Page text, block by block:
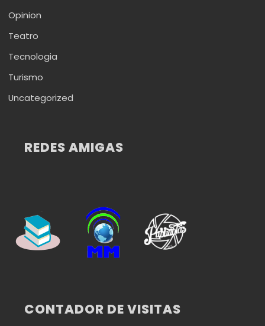
Opinion
Teatro
Tecnologia
Turismo
Uncategorized
REDES AMIGAS
CONTADOR DE VISITAS